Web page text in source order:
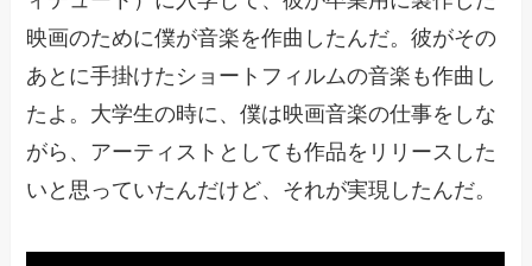
映画のために僕が音楽を作曲したんだ。彼がその
あとに手掛けたショートフィルムの音楽も作曲し
たよ。大学生の時に、僕は映画音楽の仕事をしな
がら、アーティストとしても作品をリリースした
いと思っていたんだけど、それが実現したんだ。